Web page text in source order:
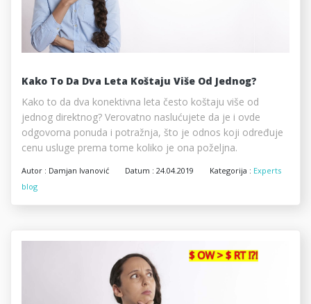
Kako To Da Dva Leta Koštaju Više Od Jednog?
Kako to da dva konektivna leta često koštaju više od
jednog direktnog? Verovatno naslućujete da je i ovde
odgovorna ponuda i potražnja, što je odnos koji određuje
cenu usluge prema tome koliko je ona poželjna.
Autor : Damjan Ivanović Datum : 24.04.2019 Kategorija : Experts
blog